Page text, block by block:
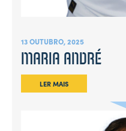
13 OUTUBRO, 2025
MARIA ANDRÉ
LER MAIS